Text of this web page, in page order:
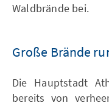
Waldbrände bei.
Große Brände
Die Hauptstadt
bereits von